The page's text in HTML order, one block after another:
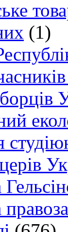
(1)